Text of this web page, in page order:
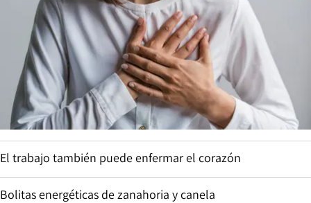
El trabajo también puede enfermar el corazón
Bolitas energéticas de zanahoria y canela